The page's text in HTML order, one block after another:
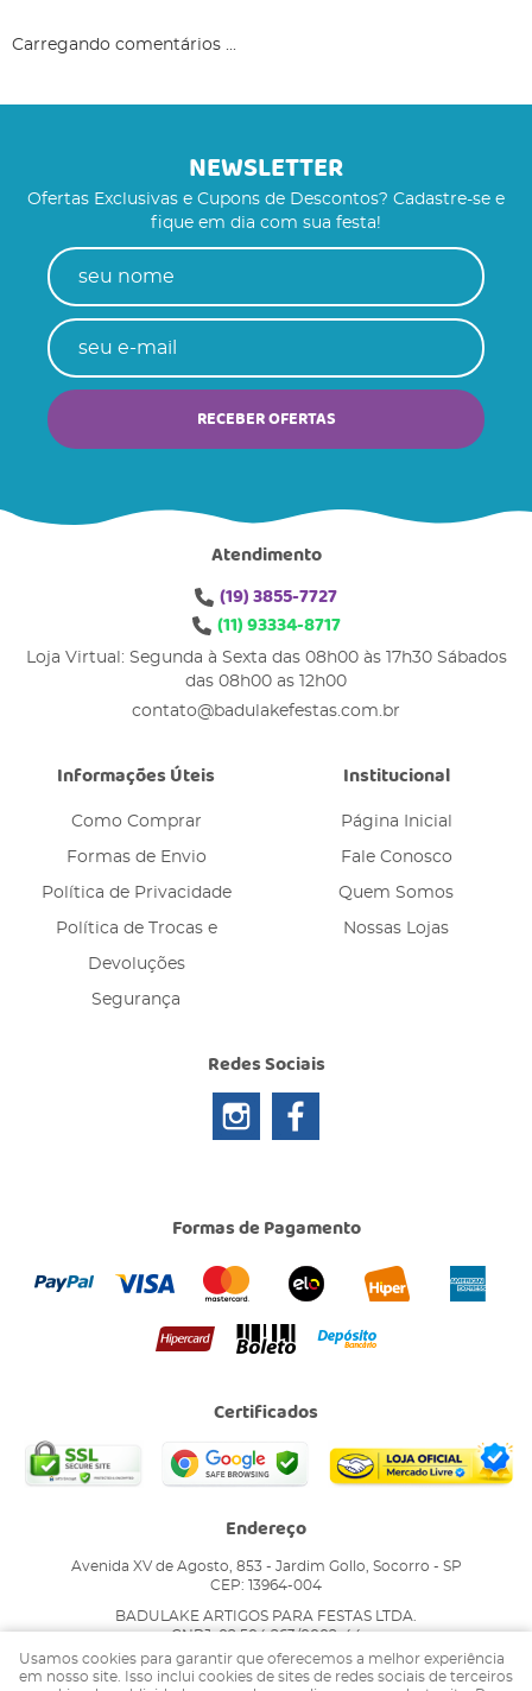
Carregando comentários ...
NEWSLETTER
Ofertas Exclusivas e Cupons de Descontos? Cadastre-se e
fique em dia com sua festa!
RECEBER OFERTAS
Atendimento
(19)3855-7727
(11)93334-8717
Loja Virtual: Segunda à Sexta das 08h00 às 17h30 Sábados
das 08h00 as 12h00
contato@badulakefestas.com.br
Informações Úteis
Como Comprar
Formas de Envio
Política de Privacidade
Política de Trocas e
Devoluções
Segurança
Institucional
Página Inicial
Fale Conosco
Quem Somos
Nossas Lojas
Redes Sociais
Formas de Pagamento
Certificados
Endereço
Avenida XV de Agosto, 853- Jardim Gollo, Socorro - SP
CEP: 13964-004
BADULAKE ARTIGOS PARA FESTAS LTDA.
CNPJ: 02.504.263/0002-44
Usamos cookies para garantir que oferecemos a melhor experiência
em nosso site. Isso inclui cookies de sites de redes sociais de terceiros